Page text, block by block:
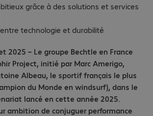
grâce à des solutions et services
technologie et durabilité
2025 – Le groupe Bechtle en France
Project, initié par Marc Amerigo,
Albeau, le sportif français le plus
du Monde en windsurf), dans le
lancé en cette année 2025.
ambition de conjuguer performance